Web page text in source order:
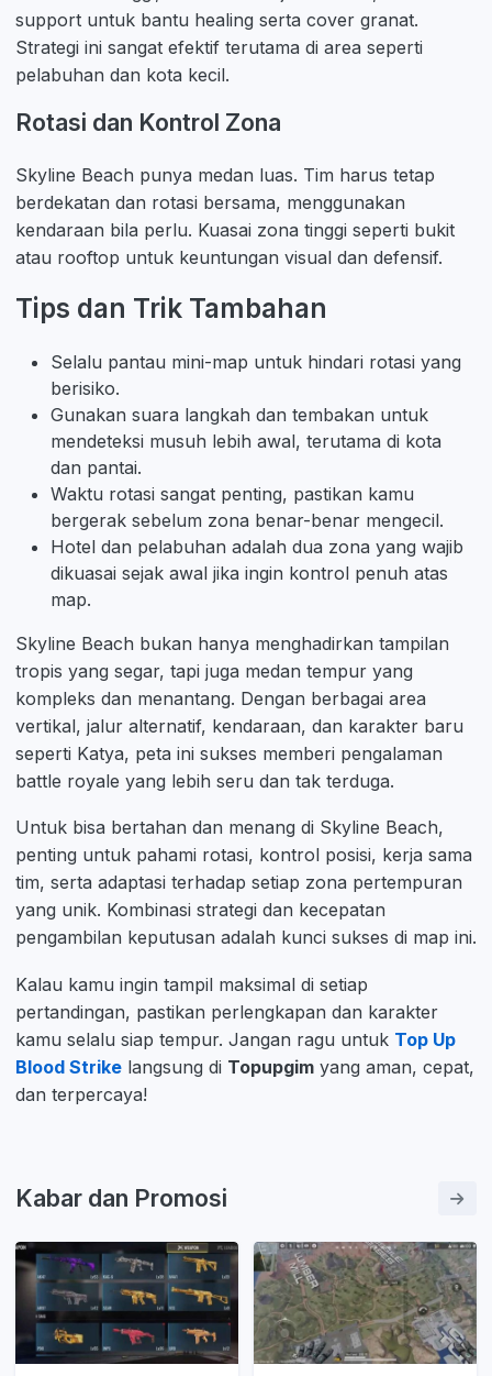
support untuk bantu healing serta cover granat.
Strategi ini sangat efektif terutama di area seperti
pelabuhan dan kota kecil.
Rotasi dan Kontrol Zona
Skyline Beach punya medan luas. Tim harus tetap
berdekatan dan rotasi bersama, menggunakan
kendaraan bila perlu. Kuasai zona tinggi seperti bukit
atau rooftop untuk keuntungan visual dan defensif.
Tips dan Trik Tambahan
Selalu pantau mini-map untuk hindari rotasi yang
berisiko.
Gunakan suara langkah dan tembakan untuk
mendeteksi musuh lebih awal, terutama di kota
dan pantai.
Waktu rotasi sangat penting, pastikan kamu
bergerak sebelum zona benar-benar mengecil.
Hotel dan pelabuhan adalah dua zona yang wajib
dikuasai sejak awal jika ingin kontrol penuh atas
map.
Skyline Beach bukan hanya menghadirkan tampilan
tropis yang segar, tapi juga medan tempur yang
kompleks dan menantang. Dengan berbagai area
vertikal, jalur alternatif, kendaraan, dan karakter baru
seperti Katya, peta ini sukses memberi pengalaman
battle royale yang lebih seru dan tak terduga.
Untuk bisa bertahan dan menang di Skyline Beach,
penting untuk pahami rotasi, kontrol posisi, kerja sama
tim, serta adaptasi terhadap setiap zona pertempuran
yang unik. Kombinasi strategi dan kecepatan
pengambilan keputusan adalah kunci sukses di map ini.
Kalau kamu ingin tampil maksimal di setiap
pertandingan, pastikan perlengkapan dan karakter
kamu selalu siap tempur. Jangan ragu untuk Top Up
Blood Strike langsung di Topupgim yang aman, cepat,
dan terpercaya!
Kabar dan Promosi